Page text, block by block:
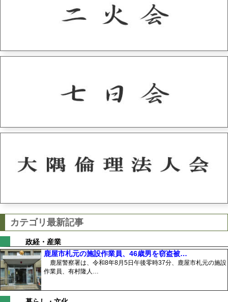
カテゴリ最新記事
政経・産業
鹿屋市札元の施設作業員、46歳男を窃盗被…
鹿屋警察署は、令和8年8月5日午後零時37分、鹿屋市札元の施設
作業員、有村隆人…